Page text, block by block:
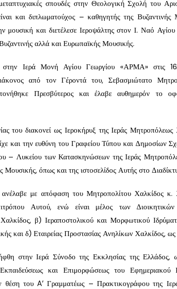
σπουδές στην Θεολογική Σχολή του
και διπλωματούχος – καθηγητής της
μουσική και διετέλεσε Ιεροψάλτης στον Ι. Ναό
αλλά και Ευρωπαϊκής Μουσικής.
Ιερά Μονή Αγίου Γεωργίου «ΑΡΜΑ» στις
από τον Γέροντά του, Σεβασμιώτατο
Πρεσβύτερος και έλαβε αυθημερόν το
του διακονεί ως Ιεροκήρυξ της Ιεράς
και την ευθύνη του Γραφείου Τύπου και Δημοσίων
– Λυκείου των Κατασκηνώσεων της Ιεράς
Μουσικής, όπως και της ιστοσελίδος Αυτής στο
με απόφαση του Μητροπολίτου Χαλκίδος κ.
Αυτού, ενώ είναι μέλος των
β) Ιεραποστολικού και Μορφωτικού
και δ) Εταιρείας Προστασίας Ανηλίκων Χαλκίδος,
στην Ιερά Σύνοδο της Εκκλησίας της Ελλάδος,
Εκπαιδεύσεως και Επιμορφώσεως του
θέση του A’ Γραμματέως – Πρακτικογράφου της